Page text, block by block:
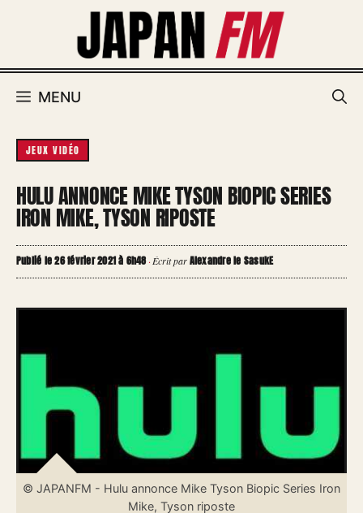
MENU
JEUX VIDÉO
HULU ANNONCE MIKE TYSON BIOPIC SERIES
IRON MIKE, TYSON RIPOSTE
Publié le 26 février 2021 à 6h48 · Écrit parAlexandre le SasukE
© JAPANFM - Hulu annonce Mike Tyson Biopic Series Iron
Mike, Tyson riposte